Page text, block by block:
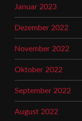
Januar 2023
Dezember 2022
November 2022
Oktober 2022
September 2022
August 2022